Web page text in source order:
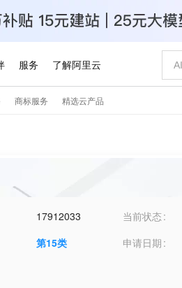
17912033 当前状态
第15类 申请日期